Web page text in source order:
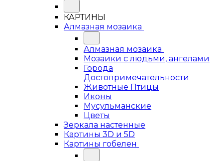
КАРТИНЫ
Алмазная мозаика
Алмазная мозаика
Мозаики с людьми, ангелами
Города
Достопримечательности
Животные Птицы
Иконы
Мусульманские
Цветы
Зеркала настенные
Картины 3D и 5D
Картины гобелен